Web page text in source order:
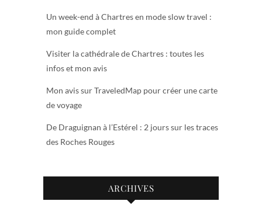
Un week-end à Chartres en mode slow travel :
mon guide complet
Visiter la cathédrale de Chartres : toutes les
infos et mon avis
Mon avis sur TraveledMap pour créer une carte
de voyage
De Draguignan à l’Estérel : 2 jours sur les traces
des Roches Rouges
ARCHIVES